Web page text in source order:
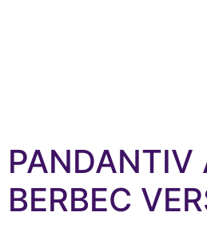
PANDANTIV
BERBEC